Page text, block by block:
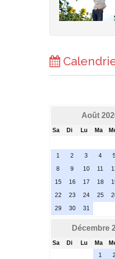
Août
Sa Di Lu Ma
1 2 3 4
8
9 10 11
15
16 17 18
22
23 24 25
29
30 31
Décembre
Sa Di Lu Ma
1
2